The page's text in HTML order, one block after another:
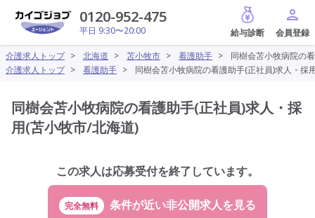
0120-952-475
平日 9:30〜20:00
給与診断
介護求人トップ > 北海道 > 苫小牧市 > 看護助手 >
同樹会苫小牧病院の
介護求人トップ > 看護助手 > 同樹会苫小牧病院の看護助手(正社員)求人・採
同樹会苫小牧病院の看護助手(正社員)求人・採
用(苫小牧市/北海道)
この求人は応募受付を終了しています。
完全無料